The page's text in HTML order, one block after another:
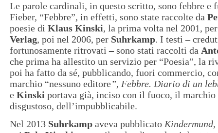
Le parole cardinali, in questo scritto, sono febbre e
Fieber, “Febbre”, in effetti, sono state raccolte da
poesie di Klaus Kinski, la prima volta nel 2001,
Verlag, poi nel 2006, per Suhrkamp. I testi –
fortunosamente ritrovati – sono stati raccolti da
che prima ha allestito un servizio per “Poesia”, la
poi ha fatto da sé, pubblicando, fuori commercio,
marchio “nessuno editore”, Febbre. Diario di un
e Kinski portava già, inciso con il fuoco, il marchio
disgustoso, dell’impubblicabile.
Nel 2013 Suhrkamp aveva pubblicato Kindermund,